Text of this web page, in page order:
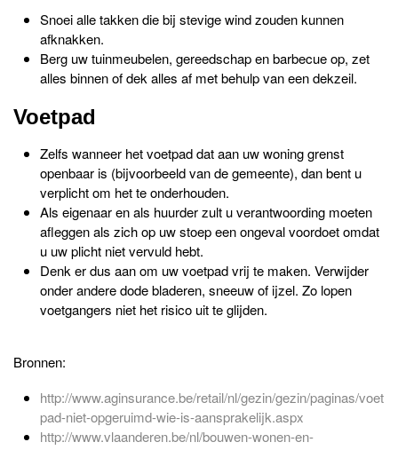
Snoei alle takken die bij stevige wind zouden kunnen
afknakken.
Berg uw tuinmeubelen, gereedschap en barbecue op, zet
alles binnen of dek alles af met behulp van een dekzeil.
Voetpad
Zelfs wanneer het voetpad dat aan uw woning grenst
openbaar is (bijvoorbeeld van de gemeente), dan bent u
verplicht om het te onderhouden.
Als eigenaar en als huurder zult u verantwoording moeten
afleggen als zich op uw stoep een ongeval voordoet omdat
u uw plicht niet vervuld hebt.
Denk er dus aan om uw voetpad vrij te maken. Verwijder
onder andere dode bladeren, sneeuw of ijzel. Zo lopen
voetgangers niet het risico uit te glijden.
Bronnen:
http://www.aginsurance.be/retail/nl/gezin/gezin/paginas/voet
pad-niet-opgeruimd-wie-is-aansprakelijk.aspx
http://www.vlaanderen.be/nl/bouwen-wonen-en-